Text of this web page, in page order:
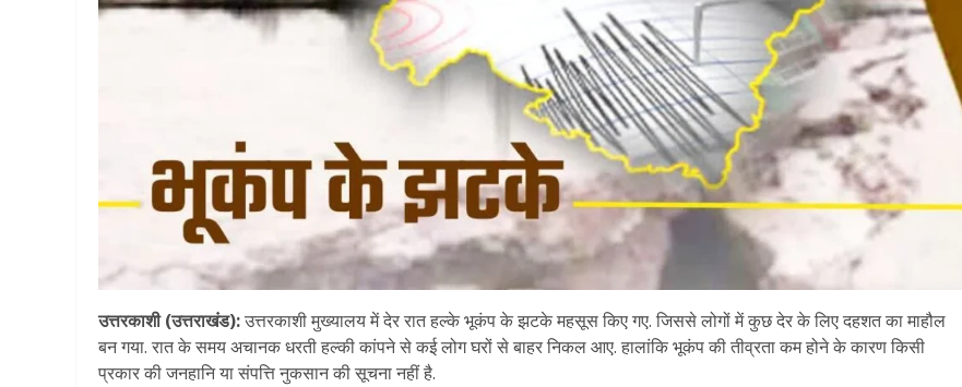
उत्तरकाशी (उत्तराखंड):उत्तरकाशी मुख्यालय में देर रात हल्के भूकंप के झटके महसूस किए गए. जिससे लोगों में कुछ देर के लिए दहशत का माहौल
बन गया. रात के समय अचानक धरती हल्की कांपने से कई लोग घरों से बाहर निकल आए. हालांकि भूकंप की तीव्रता कम होने के कारण किसी
प्रकार की जनहानि या संपत्ति नुकसान की सूचना नहीं है.